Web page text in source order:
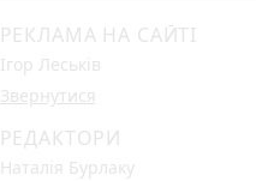
РЕКЛАМА НА САЙТІ
Ігор Леськів
Звернутися
РЕДАКТОРИ
Наталія Бурлаку